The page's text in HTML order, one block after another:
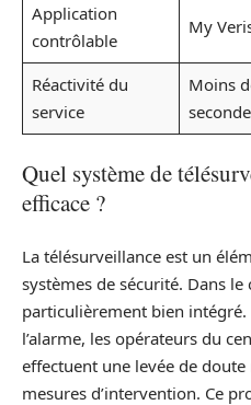
Application
contrôlable
My
Réactivité du
service
Moins
Quel système de
efficace ?
La télésurveillance est un
systèmes de sécurité. Dans le
particulièrement bien intégré.
l’alarme, les opérateurs du
effectuent une levée de doute
mesures d’intervention. Ce